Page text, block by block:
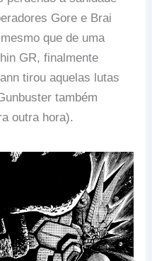
Gore e Brai
que de uma
GR, finalmente
tirou aquelas lutas
também
outra hora).